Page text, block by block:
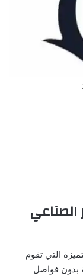
الصناعي
التي تقوم
بدون فواصل